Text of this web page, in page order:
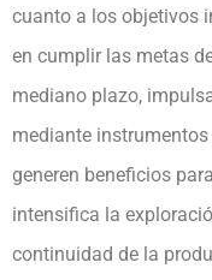
cuanto a los objetivos
en cumplir las metas
mediano plazo,
mediante
generen beneficios
intensifica la
continuidad de la